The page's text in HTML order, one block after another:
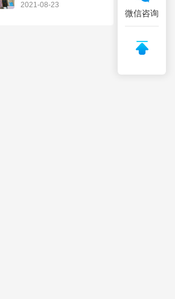
2021-08-23
微信咨询